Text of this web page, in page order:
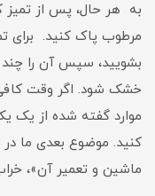
به هر حال، پس از تمیز
مرطوب پاک کنید. برای
بشویید،‌ سپس آن را
خشک شود. اگر وقت کافی
موارد گفته شده از یک
کنید. موضوع بعدی ما
ماشین و تعمیر آن»،‌